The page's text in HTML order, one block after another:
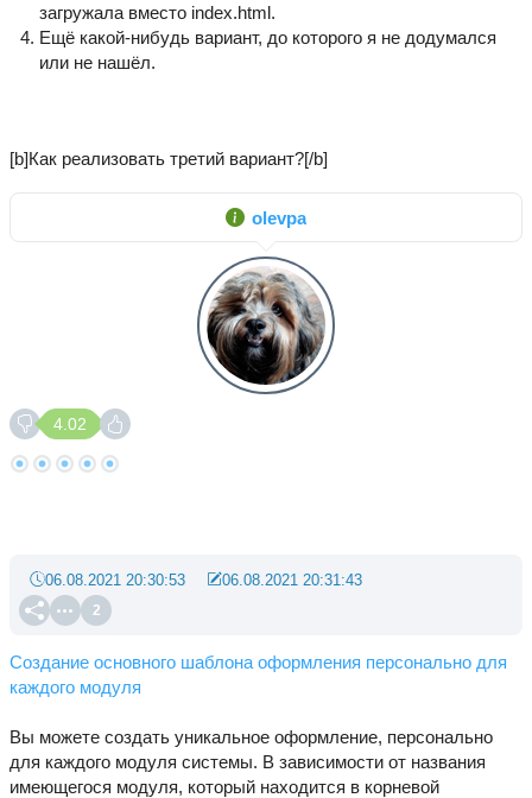
загружала вместо index.html.
Ещё какой-нибудь вариант, до которого я не додумался
или не нашёл.
[b]Как реализовать третий вариант?[/b]
olevpa
4.02
2
06.08.2021 20:30:53 06.08.2021 20:31:43
Создание основного шаблона оформления персонально для
каждого модуля
Вы можете создать уникальное оформление, персонально
для каждого модуля системы. В зависимости от названия
имеющегося модуля, который находится в корневой